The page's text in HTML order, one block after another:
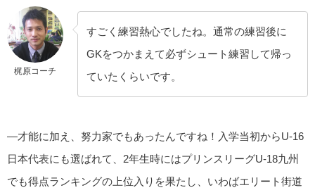
梶原コーチ
すごく練習熱心でしたね。通常の練習後に
GKをつかまえて必ずシュート練習して帰っ
ていたくらいです。
—才能に加え、努力家でもあったんですね！入学当初からU-16
日本代表にも選ばれて、2年生時にはプリンスリーグU-18九州
でも得点ランキングの上位入りを果たし、いわばエリート街道